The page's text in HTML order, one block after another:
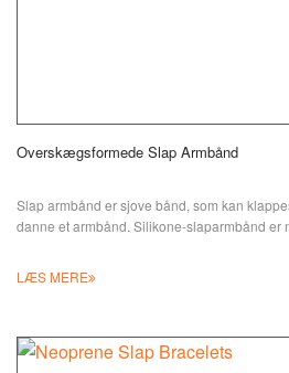
Overskægsformede Slap Armbånd
Slap armbånd er sjove bånd, som kan
danne et armbånd. Silikone-slaparmbånd er
LÆS MERE